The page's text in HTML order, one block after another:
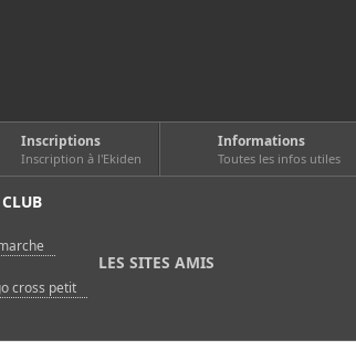
Inscriptions
Inscription à l'Ekiden
Informations
Toutes les infos utiles
LES SITES AMIS